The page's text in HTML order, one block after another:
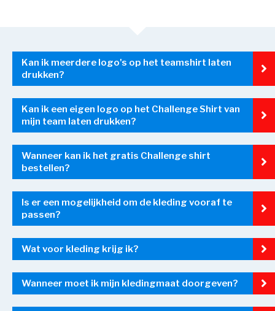
Kan ik meerdere logo's op het teamshirt laten
drukken?
Kan ik een eigen logo op het Challenge Shirt van
mijn team laten drukken?
Wanneer kan ik het gratis Challenge shirt
bestellen?
Is er een mogelijkheid om de kleding vooraf te
passen?
Wat voor kleding krijg ik?
Wanneer moet ik mijn kledingmaat doorgeven?